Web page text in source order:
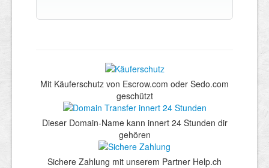
Mit Käuferschutz von Escrow.com oder Sedo.com
geschützt
Dieser Domain-Name kann innert 24 Stunden dir
gehören
Sichere Zahlung mit unserem Partner Help.ch